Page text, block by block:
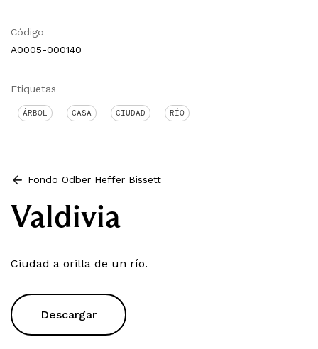
Código
A0005-000140
Etiquetas
ÁRBOL CASA CIUDAD RÍO
Fondo Odber Heffer Bissett
Valdivia
Ciudad a orilla de un río.
Descargar